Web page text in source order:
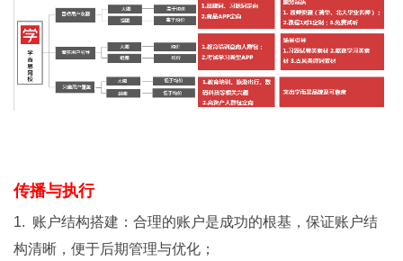
传播与执行
1. 账户结构搭建：合理的账户是成功的根基，保证账户结
构清晰，便于后期管理与优化；